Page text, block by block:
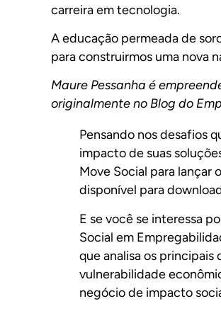
carreira em tecnologia.
A educação permeada de
para construirmos uma nova
Maure Pessanha é
originalmente no Blog do
Pensando nos desafios
impacto de suas
Move Social para lançar
disponível para
E se você se interessa
Social em
que analisa os
vulnerabilidade
negócio de impacto